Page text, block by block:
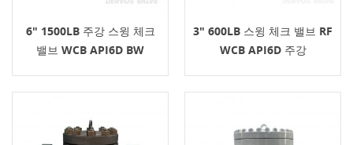
6" 1500LB 주강 스윙 체크
밸브 WCB API6D BW
3" 600LB 스윙 체크 밸브 RF
WCB API6D 주강